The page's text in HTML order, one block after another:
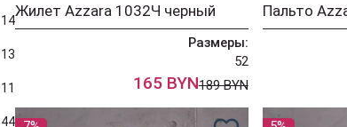
14
13
11
44
Жилет Azzara 1032Ч черный
Размеры:
52
165 BYN189 BYN